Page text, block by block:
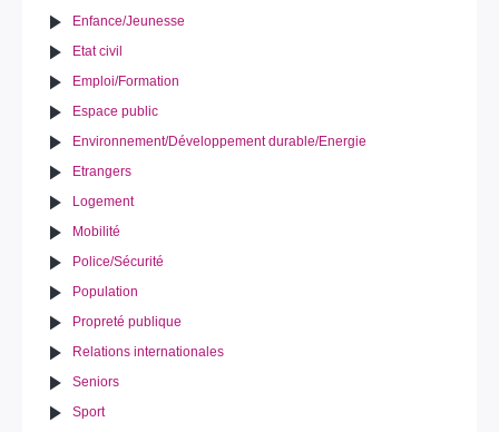
Enfance/Jeunesse
Etat civil
Emploi/Formation
Espace public
Environnement/Développement durable/Energie
Etrangers
Logement
Mobilité
Police/Sécurité
Population
Propreté publique
Relations internationales
Seniors
Sport